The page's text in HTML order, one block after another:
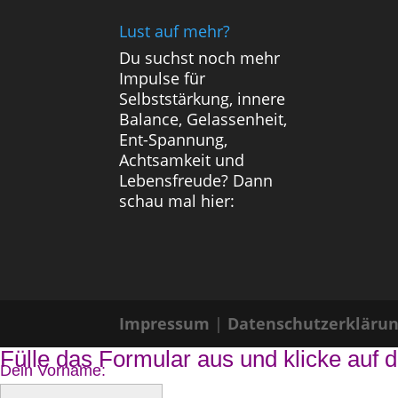
Lust auf mehr?
Du suchst noch mehr
Impulse für
Selbststärkung, innere
Balance, Gelassenheit,
Ent-Spannung,
Achtsamkeit und
Lebensfreude? Dann
schau mal hier:
Impressum |
Fülle das Formular aus und klicke auf
Dein Vorname: